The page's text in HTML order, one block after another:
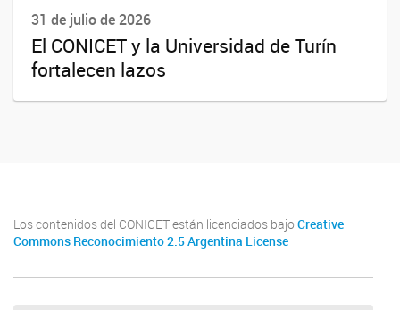
31 de julio de 2026
El CONICET y la Universidad de Turín
fortalecen lazos
Los contenidos del CONICET están licenciados bajo Creative
Commons Reconocimiento 2.5 Argentina License